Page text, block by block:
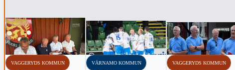
‹
VAGGERYDS KOMMUN VÄRNAMO KOMMUN VAGGERYDS KOMMUN